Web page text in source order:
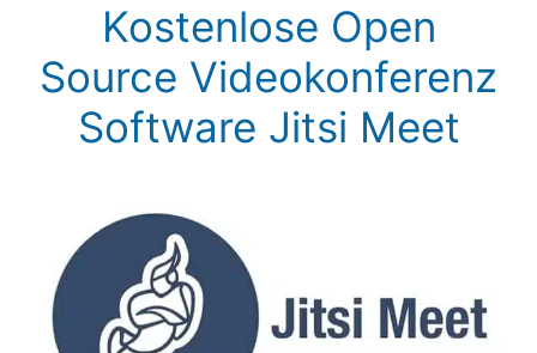
Kostenlose Open
Source Videokonferenz
Software Jitsi Meet